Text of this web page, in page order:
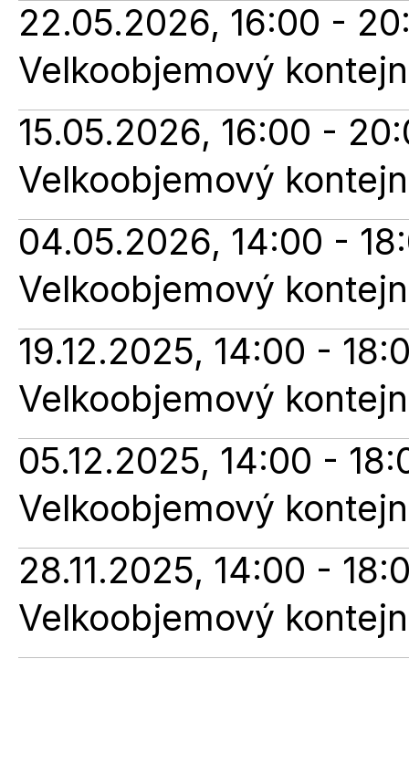
22.05.2026, 16:00 -
Velkoobjemový
15.05.2026, 16:00 -
Velkoobjemový
04.05.2026, 14:00 -
Velkoobjemový
19.12.2025, 14:00 -
Velkoobjemový
05.12.2025, 14:00 -
Velkoobjemový
28.11.2025, 14:00 -
Velkoobjemový